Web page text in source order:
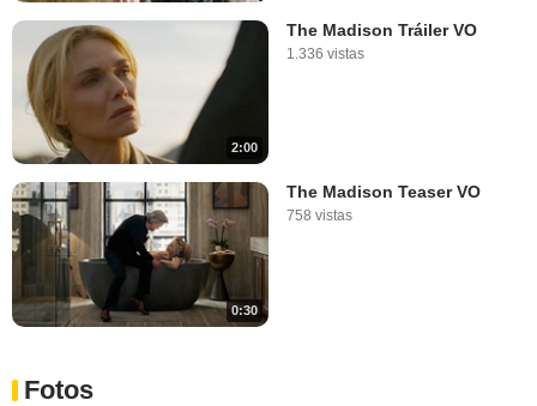
2:00
The Madison Tráiler VO
1.336 vistas
0:30
The Madison Teaser VO
758 vistas
Fotos